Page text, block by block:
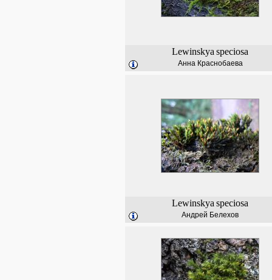
Lewinskya speciosa
Анна Краснобаева
Lewinskya speciosa
Андрей Белехов